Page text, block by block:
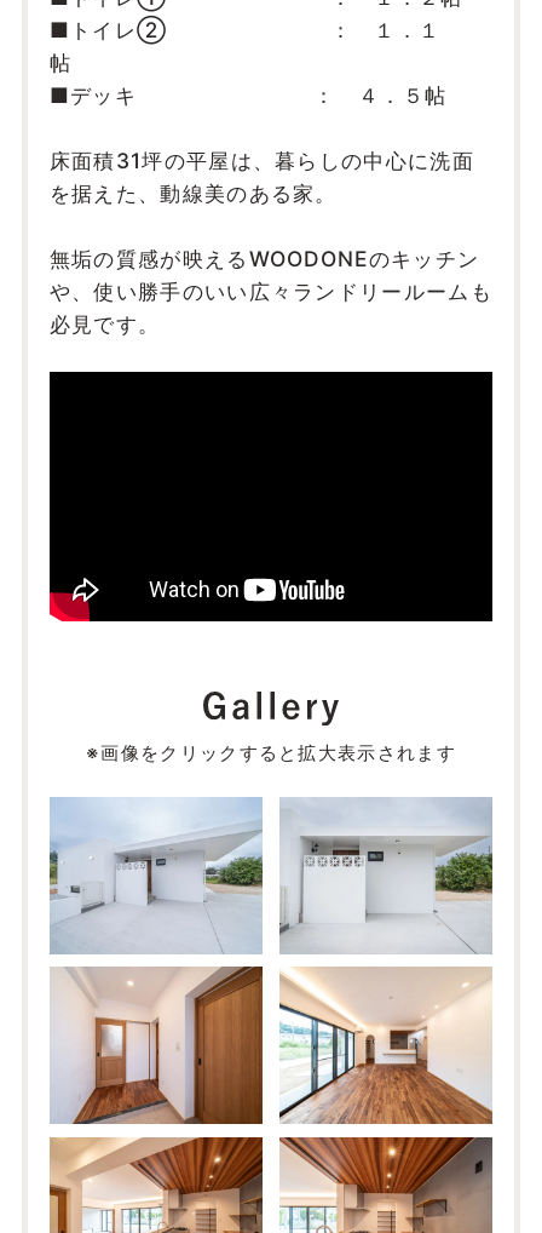
■トイレ② ： １．１
帖
■デッキ ： ４．５帖
床面積31坪の平屋は、暮らしの中心に洗面
を据えた、動線美のある家。
無垢の質感が映えるWOODONEのキッチン
や、使い勝手のいい広々ランドリールームも
必見です。
※画像をクリックすると拡大表示されます